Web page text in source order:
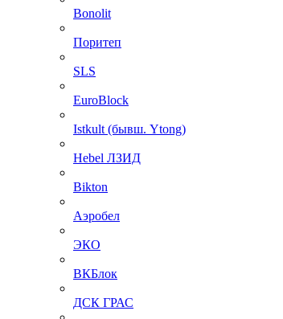
Bonolit
Поритеп
SLS
EuroBlock
Istkult (бывш. Ytong)
Hebel ЛЗИД
Bikton
Аэробел
ЭКО
ВКБлок
ДСК ГРАС